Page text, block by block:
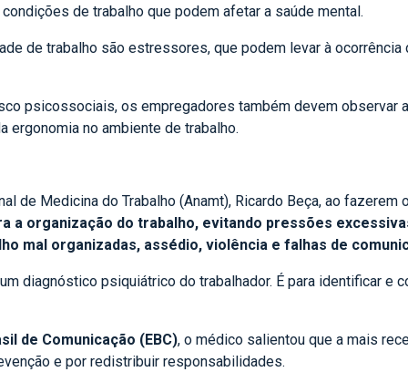
de trabalho que podem afetar a saúde mental.
de trabalho são estressores, que podem levar à
psicossociais, os empregadores também devem observar
ergonomia no ambiente de trabalho.
de Medicina do Trabalho (Anamt), Ricardo Beça, ao fazerem
a organização do trabalho, evitando pressões
mal organizadas, assédio, violência e falhas de
diagnóstico psiquiátrico do trabalhador. É para identificar e
de Comunicação (EBC), o médico salientou que a mais
e por redistribuir responsabilidades.